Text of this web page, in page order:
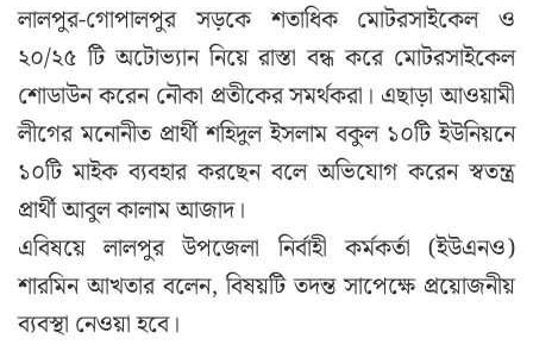
লালপুর-গোপালপুর সড়কে শতাধিক মোটরসাইকেল ও
২০/২৫ টি অটোভ্যান নিয়ে রাস্তা বন্ধ করে মোটরসাইকেল
শোডাউন করেন নৌকা প্রতীকের সমর্থকরা। এছাড়া আওয়ামী
লীগের মনোনীত প্রার্থী শহিদুল ইসলাম বকুল ১০টি ইউনিয়নে
১০টি মাইক ব্যবহার করছেন বলে অভিযোগ করেন স্বতন্ত্র
প্রার্থী আবুল কালাম আজাদ।
এবিষয়ে লালপুর উপজেলা নির্বাহী কর্মকর্তা (ইউএনও)
শারমিন আখতার বলেন, বিষয়টি তদন্ত সাপেক্ষে প্রয়োজনীয়
ব্যবস্থা নেওয়া হবে।